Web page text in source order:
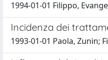
1994-01-01 Filippo,
Incidenza dei
1993-01-01 Paola, Zunin;